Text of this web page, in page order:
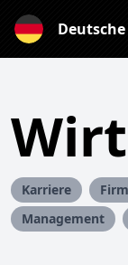
Karriere
Management